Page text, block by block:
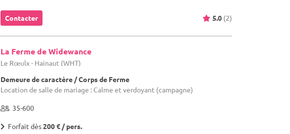
Contacter 5.0 (2)
La Ferme de Widewance
Le Rœulx - Hainaut (WHT)
Demeure de caractère / Corps de Ferme
Location de salle de mariage : Calme et verdoyant (campagne)
35-600
Forfait dès200 € / pers.